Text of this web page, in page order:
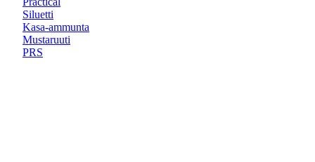
Siluetti
Kasa-ammunta
Mustaruuti
PRS